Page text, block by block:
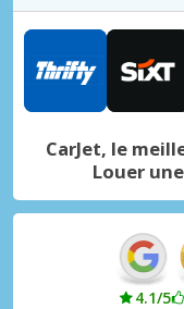
CarJet, le
Louer
4.1/5